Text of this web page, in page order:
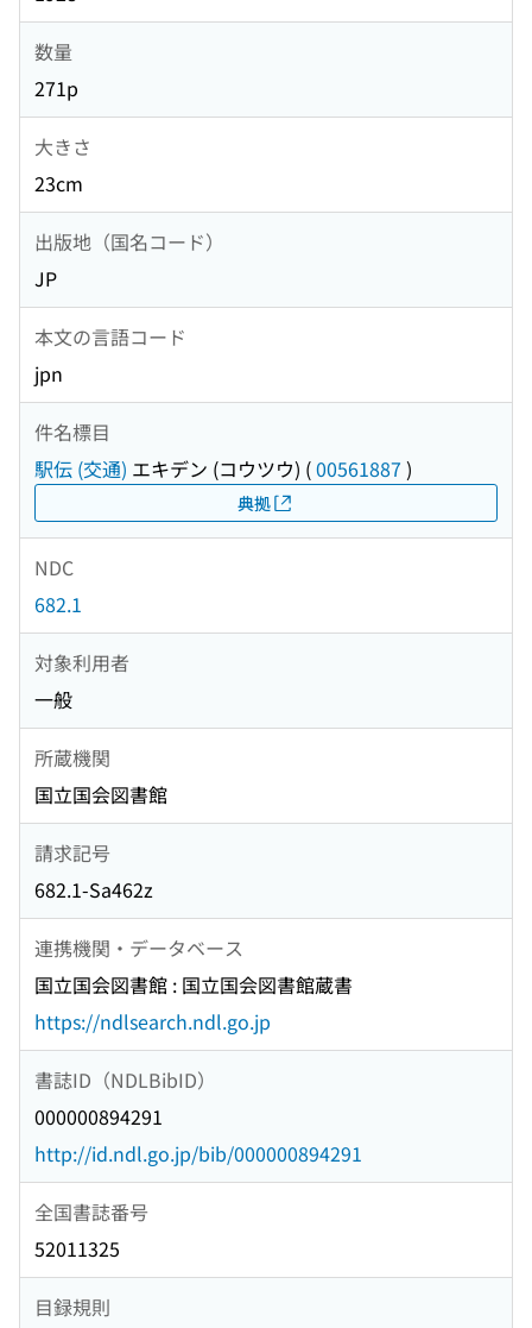
数量
271p
大きさ
23cm
出版地（国名コード）
JP
本文の言語コード
jpn
件名標目
駅伝 (交通) エキデン (コウツウ) (00561887 )
典拠
NDC
682.1
対象利用者
一般
所蔵機関
国立国会図書館
請求記号
682.1-Sa462z
連携機関・データベース
国立国会図書館 : 国立国会図書館蔵書
https://ndlsearch.ndl.go.jp
書誌ID（NDLBibID）
000000894291
http://id.ndl.go.jp/bib/000000894291
全国書誌番号
52011325
目録規則